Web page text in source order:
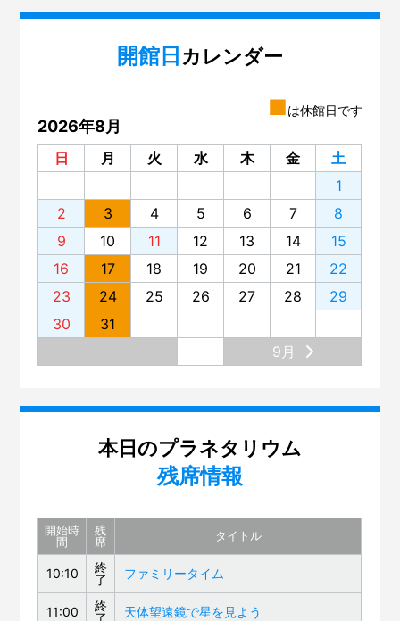
開館日 カレンダー
■は休館日です
2026年8月
日 月 火 水 木 金
土
1
2
3 4 5 6 7
8
9
10 11 12 13 14
15
16
17 18 19 20 21
22
23
24 25 26 27 28
29
30
31
9月
本日のプラネタリウム
残席情報
開始時
間
残
席
タイトル
10:10
終
了
ファミリータイム
11:00
終
天体望遠鏡で星を見よう